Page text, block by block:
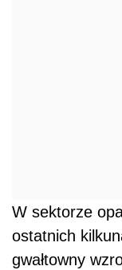
W sektorze
ostatnich
gwałtowny